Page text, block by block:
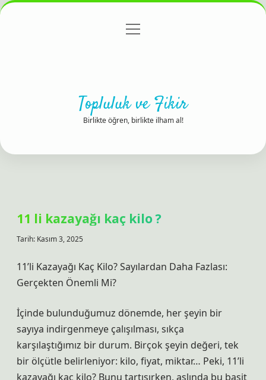
Gizlilik Politikası
menüyü
Topluluk ve Fikir
Birlikte öğren, birlikte ilham al!
11 li kazayağı kaç kilo ?
Tarih: Kasım 3, 2025
11’li Kazayağı Kaç Kilo? Sayılardan Daha Fazlası:
Gerçekten Önemli Mi?
İçinde bulunduğumuz dönemde, her şeyin bir
sayıya indirgenmeye çalışılması, sıkça
karşılaştığımız bir durum. Birçok şeyin değeri, tek
bir ölçütle belirleniyor: kilo, fiyat, miktar… Peki, 11’li
kazayağı kaç kilo? Bunu tartışırken, aslında bu basit